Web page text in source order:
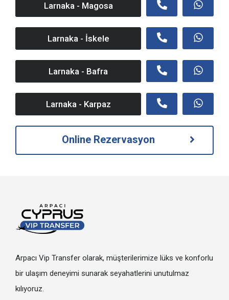
Larnaka - Magosa
Larnaka - İskele
Larnaka - Bafra
Larnaka - Karpaz
Online Rezervasyon
Arpacı Vip Transfer olarak, müşterilerimize lüks ve konforlu
bir ulaşım deneyimi sunarak seyahatlerini unutulmaz
kılıyoruz.